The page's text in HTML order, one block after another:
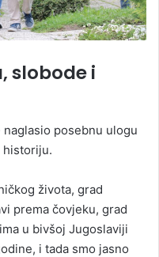
slobode i
posebnu ulogu
historiju.
života, grad
prema čovjeku, grad
u bivšoj Jugoslaviji
i tada smo jasno